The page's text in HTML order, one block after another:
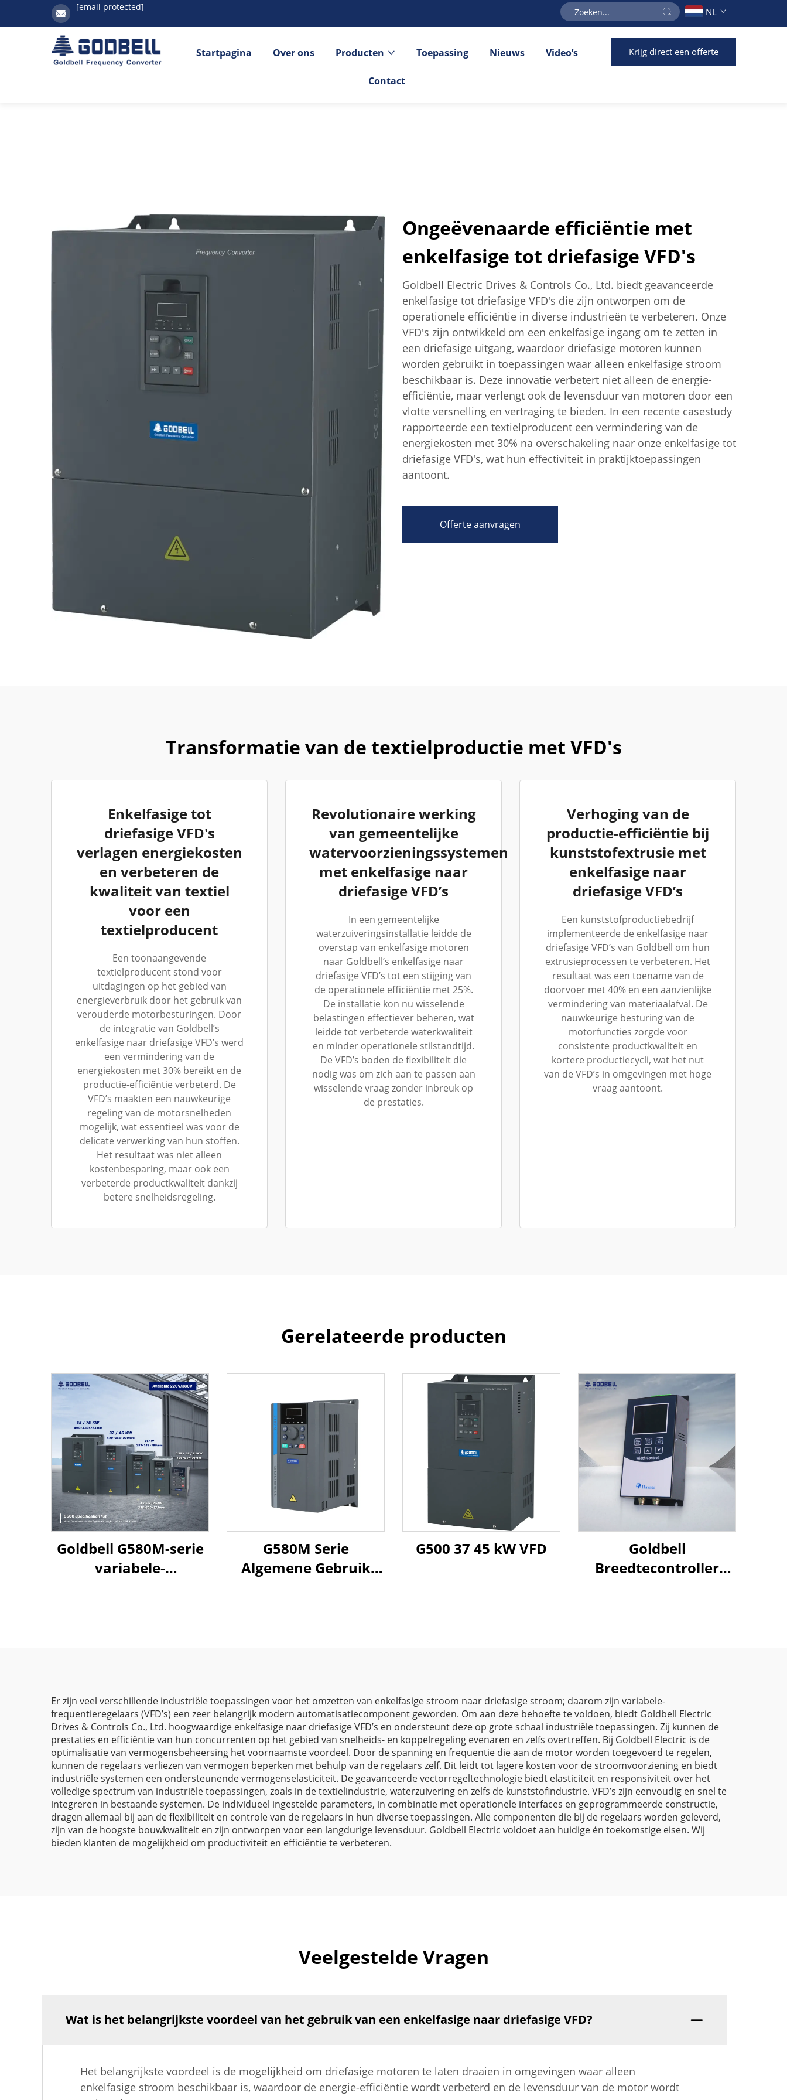
[email protected] NL
Startpagina Over ons Producten Toepassing Nieuws Video’s
Contact
Krijg direct een offerte
Ongeëvenaarde efficiëntie met
enkelfasige tot driefasige VFD's
Goldbell Electric Drives & Controls Co., Ltd. biedt geavanceerde
enkelfasige tot driefasige VFD's die zijn ontworpen om de
operationele efficiëntie in diverse industrieën te verbeteren. Onze
VFD's zijn ontwikkeld om een enkelfasige ingang om te zetten in
een driefasige uitgang, waardoor driefasige motoren kunnen
worden gebruikt in toepassingen waar alleen enkelfasige stroom
beschikbaar is. Deze innovatie verbetert niet alleen de energie-
efficiëntie, maar verlengt ook de levensduur van motoren door een
vlotte versnelling en vertraging te bieden. In een recente casestudy
rapporteerde een textielproducent een vermindering van de
energiekosten met 30% na overschakeling naar onze enkelfasige tot
driefasige VFD's, wat hun effectiviteit in praktijktoepassingen
aantoont.
Offerte aanvragen
Transformatie van de textielproductie met VFD's
Enkelfasige tot
driefasige VFD's
verlagen energiekosten
en verbeteren de
kwaliteit van textiel
voor een
textielproducent
Een toonaangevende
textielproducent stond voor
uitdagingen op het gebied van
energieverbruik door het gebruik van
verouderde motorbesturingen. Door
de integratie van Goldbell’s
enkelfasige naar driefasige VFD’s werd
een vermindering van de
energiekosten met 30% bereikt en de
productie-efficiëntie verbeterd. De
VFD’s maakten een nauwkeurige
regeling van de motorsnelheden
mogelijk, wat essentieel was voor de
delicate verwerking van hun stoffen.
Het resultaat was niet alleen
kostenbesparing, maar ook een
verbeterde productkwaliteit dankzij
betere snelheidsregeling.
Revolutionaire werking
van gemeentelijke
watervoorzieningssystemen
met enkelfasige naar
driefasige VFD’s
In een gemeentelijke
waterzuiveringsinstallatie leidde de
overstap van enkelfasige motoren
naar Goldbell’s enkelfasige naar
driefasige VFD’s tot een stijging van
de operationele efficiëntie met 25%.
De installatie kon nu wisselende
belastingen effectiever beheren, wat
leidde tot verbeterde waterkwaliteit
en minder operationele stilstandtijd.
De VFD’s boden de flexibiliteit die
nodig was om zich aan te passen aan
wisselende vraag zonder inbreuk op
de prestaties.
Verhoging van de
productie-efficiëntie bij
kunststofextrusie met
enkelfasige naar
driefasige VFD’s
Een kunststofproductiebedrijf
implementeerde de enkelfasige naar
driefasige VFD’s van Goldbell om hun
extrusieprocessen te verbeteren. Het
resultaat was een toename van de
doorvoer met 40% en een aanzienlijke
vermindering van materiaalafval. De
nauwkeurige besturing van de
motorfuncties zorgde voor
consistente productkwaliteit en
kortere productiecycli, wat het nut
van de VFD’s in omgevingen met hoge
vraag aantoont.
Gerelateerde producten
Goldbell G580M-serie
variabele-
G580M Serie
Algemene Gebruik
G500 37 45 kW VFD
Goldbell
Breedtecontroller
Er zijn veel verschillende industriële toepassingen voor het omzetten van enkelfasige stroom naar driefasige stroom; daarom zijn variabele-
frequentieregelaars (VFD’s) een zeer belangrijk modern automatisatiecomponent geworden. Om aan deze behoefte te voldoen, biedt Goldbell Electric
Drives & Controls Co., Ltd. hoogwaardige enkelfasige naar driefasige VFD’s en ondersteunt deze op grote schaal industriële toepassingen. Zij kunnen de
prestaties en efficiëntie van hun concurrenten op het gebied van snelheids- en koppelregeling evenaren en zelfs overtreffen. Bij Goldbell Electric is de
optimalisatie van vermogensbeheersing het voornaamste voordeel. Door de spanning en frequentie die aan de motor worden toegevoerd te regelen,
kunnen de regelaars verliezen van vermogen beperken met behulp van de regelaars zelf. Dit leidt tot lagere kosten voor de stroomvoorziening en biedt
industriële systemen een ondersteunende vermogenselasticiteit. De geavanceerde vectorregeltechnologie biedt elasticiteit en responsiviteit over het
volledige spectrum van industriële toepassingen, zoals in de textielindustrie, waterzuivering en zelfs de kunststofindustrie. VFD’s zijn eenvoudig en snel te
integreren in bestaande systemen. De individueel ingestelde parameters, in combinatie met operationele interfaces en geprogrammeerde constructie,
dragen allemaal bij aan de flexibiliteit en controle van de regelaars in hun diverse toepassingen. Alle componenten die bij de regelaars worden geleverd,
zijn van de hoogste bouwkwaliteit en zijn ontworpen voor een langdurige levensduur. Goldbell Electric voldoet aan huidige én toekomstige eisen. Wij
bieden klanten de mogelijkheid om productiviteit en efficiëntie te verbeteren.
Veelgestelde Vragen
Wat is het belangrijkste voordeel van het gebruik van een enkelfasige naar driefasige VFD?
Het belangrijkste voordeel is de mogelijkheid om driefasige motoren te laten draaien in omgevingen waar alleen
enkelfasige stroom beschikbaar is, waardoor de energie-efficiëntie wordt verbeterd en de levensduur van de motor wordt